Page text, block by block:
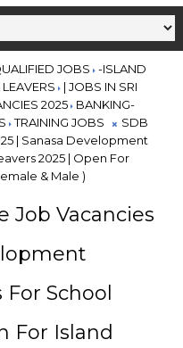
JOBS
-ISLAND
| JOBS IN SRI
2025
BANKING-
TRAINING JOBS
SDB
| Sanasa Development
2025 | Open For
& Male )
Job Vacancies
School
For Island